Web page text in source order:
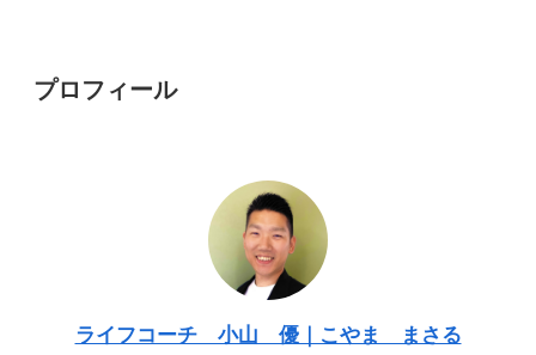
プロフィール
ライフコーチ 小山 優｜こやま まさる